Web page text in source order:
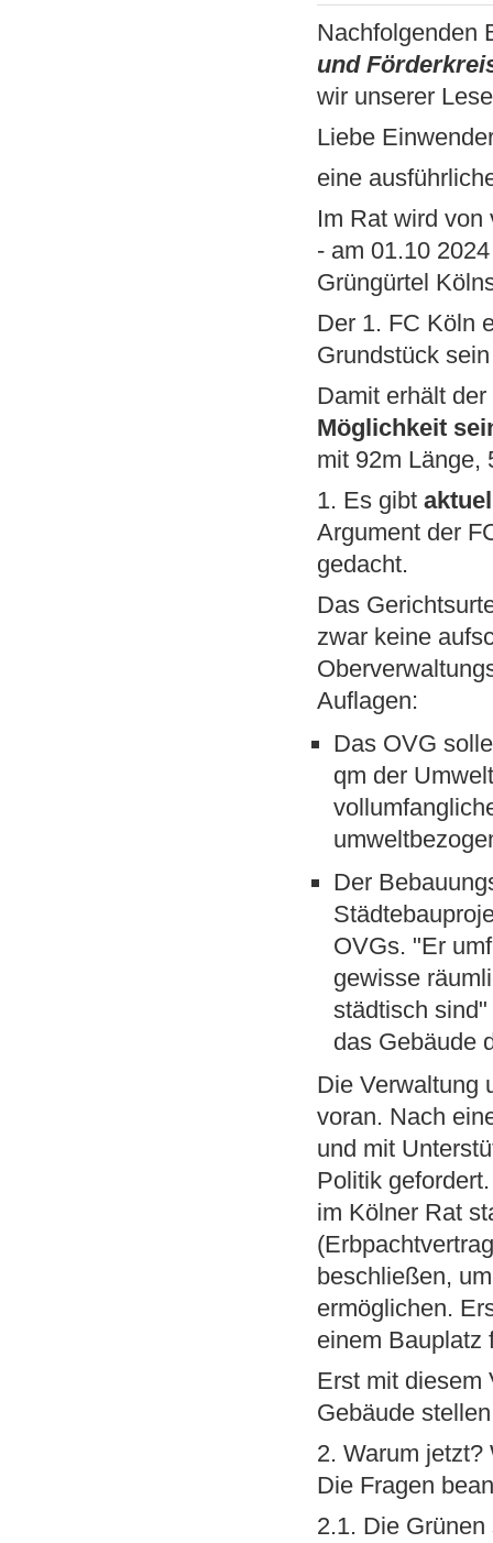
Nachfolgenden
und
wir unserer
Liebe
eine
Im Rat wird
- am 01.10
Grüngürtel
Der 1. FC Köln
Grundstück
Damit erhält
Möglichkeit
mit 92m Länge,
1. Es gibt
Argument der
gedacht.
Das
zwar keine
Auflagen:
Das OVG
qm der
Der
OVGs. "Er
gewisse
städtisch
das Gebäude
Die Verwaltung
voran. Nach
und mit
Politik
im Kölner Rat
beschließen,
ermöglichen.
einem Bauplatz
Erst mit diesem
Gebäude
2. Warum
Die Fragen
2.1. Die